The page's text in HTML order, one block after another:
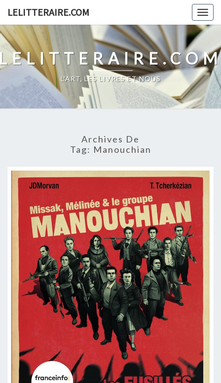
content
LELITTERAIRE.COM
L'ART, LES LIVRES ET NOUS
Archives De
Tag: Manouchian